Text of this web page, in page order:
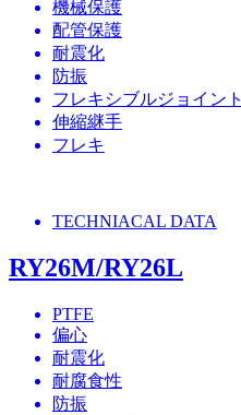
機械保護
配管保護
耐震化
防振
フレキシブルジョイント
伸縮継手
フレキ
TECHNIACAL DATA
RY26M/RY26L
PTFE
偏心
耐震化
耐腐食性
防振